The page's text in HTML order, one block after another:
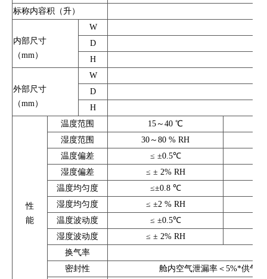
标称内容积（升）
内部尺寸
（mm）
W
D
H
外部尺寸
（mm）
W
D
H
性
能
温度范围
15～40 ℃
湿度范围
30～80 % RH
温度偏差
≤ ±0.5℃
湿度偏差
≤ ± 2% RH
温度均匀度
≤±0.8 ℃
湿度均匀度
≤ ±2 % RH
温度波动度
≤ ±0.5℃
湿度波动度
≤ ± 2% RH
换气率
密封性
舱内空气泄漏率＜5%*供气